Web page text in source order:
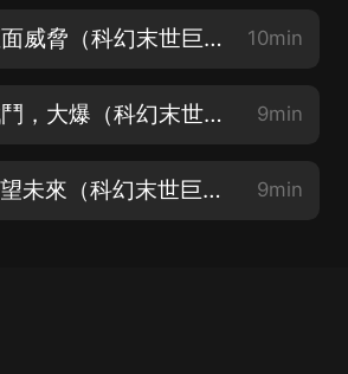
005 撿漏！直面威脅（科幻末世巨制《招黑體質開局修行在廢土》上架福利多多） 10min
006 第一次戰鬥，大爆（科幻末世巨制《招黑體質開局修行在廢土》上架福利多多） 9min
007 幽能！展望未來（科幻末世巨制《招黑體質開局修行在廢土》上架福利多多） 9min